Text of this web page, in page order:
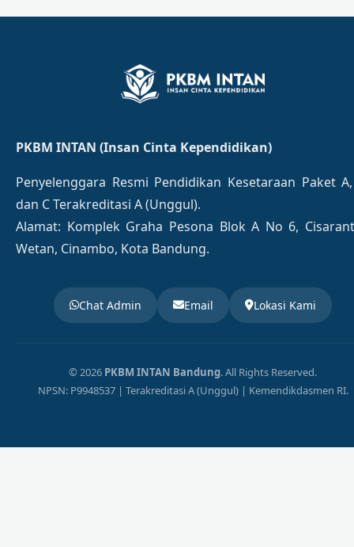
PKBM INTAN (Insan Cinta Kependidikan)
Penyelenggara Resmi Pendidikan Kesetaraan Paket
dan C Terakreditasi A (Unggul).
Alamat: Komplek Graha Pesona Blok A No 6,
Wetan, Cinambo, Kota Bandung.
Chat Admin Email Lokasi Kami
© 2026 PKBM INTAN Bandung. All Rights Reserved.
NPSN: P9948537 | Terakreditasi A (Unggul) | Kemendikdasmen RI.